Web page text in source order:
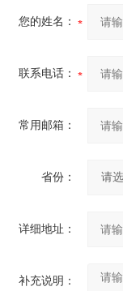
您的姓名：
联系电话：
常用邮箱：
省份：
详细地址：
补充说明：